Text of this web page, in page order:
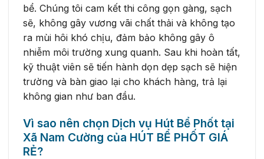
bể. Chúng tôi cam kết thi công gọn gàng, sạch
sẽ, không gây vương vãi chất thải và không tạo
ra mùi hôi khó chịu, đảm bảo không gây ô
nhiễm môi trường xung quanh. Sau khi hoàn tất,
kỹ thuật viên sẽ tiến hành dọn dẹp sạch sẽ hiện
trường và bàn giao lại cho khách hàng, trả lại
không gian như ban đầu.
Vì sao nên chọn Dịch vụ Hút Bể Phốt tại
Xã Nam Cường của HÚT BỂ PHỐT GIÁ
RẺ?